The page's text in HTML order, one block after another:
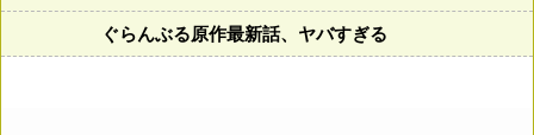
ぐらんぶる原作最新話、ヤバすぎる